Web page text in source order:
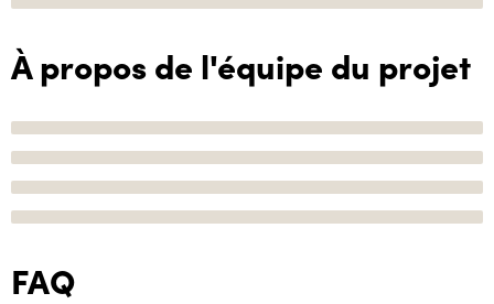
À propos de l'équipe du projet
FAQ